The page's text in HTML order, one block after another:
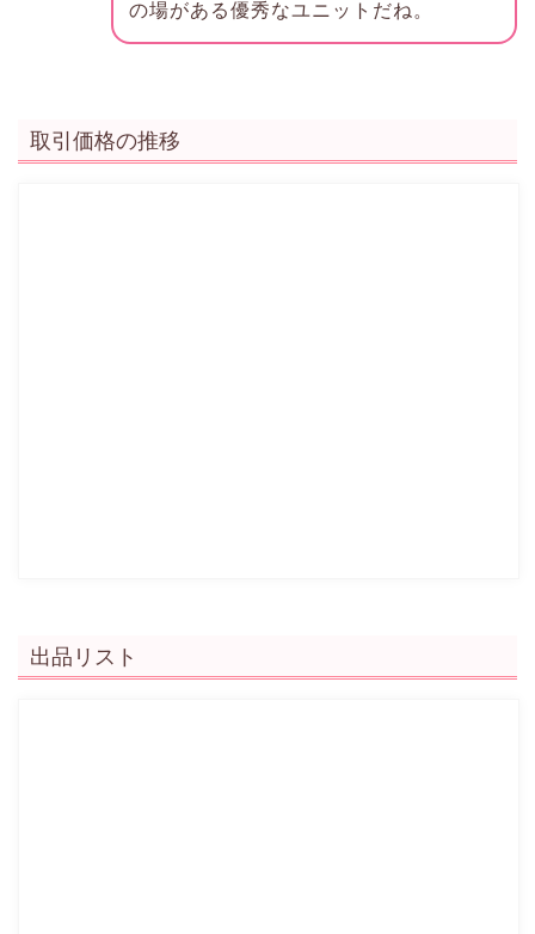
の場がある優秀なユニットだね。
取引価格の推移
出品リスト